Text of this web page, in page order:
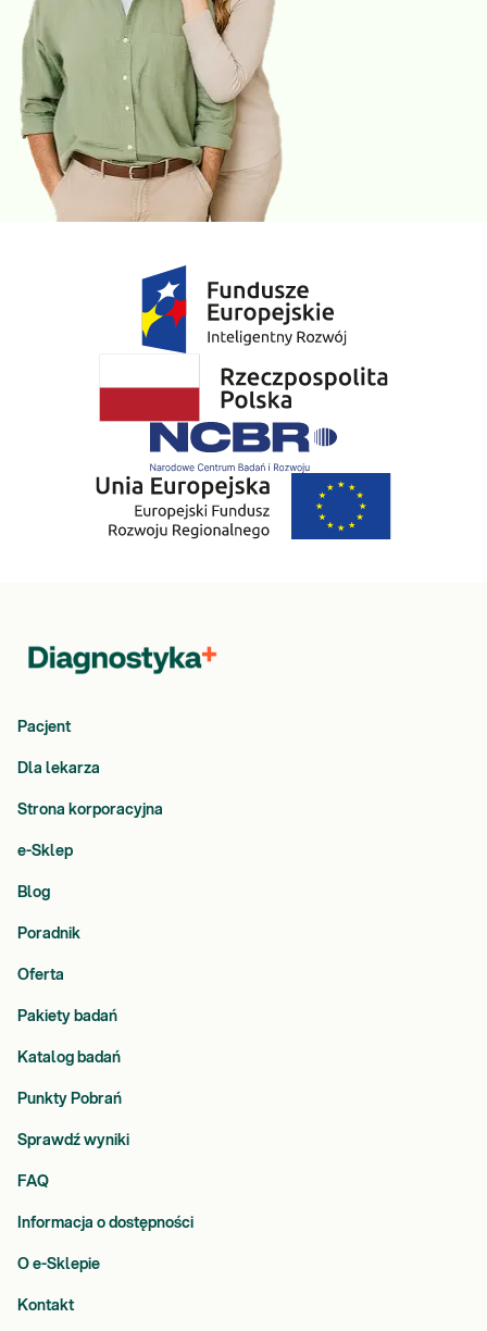
Pacjent
Dla lekarza
Strona korporacyjna
e-Sklep
Blog
Poradnik
Oferta
Pakiety badań
Katalog badań
Punkty Pobrań
Sprawdź wyniki
FAQ
Informacja o dostępności
O e-Sklepie
Kontakt